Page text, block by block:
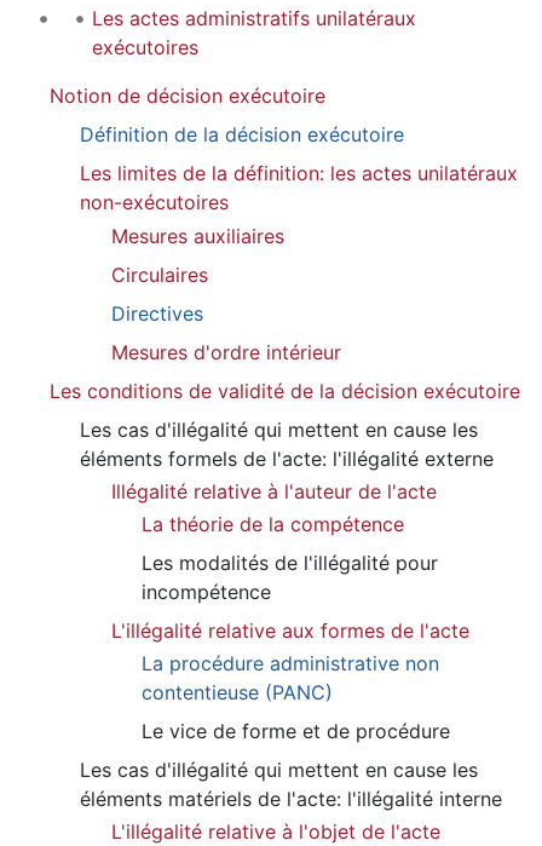
Les actes administratifs unilatéraux
exécutoires
Notion de décision exécutoire
Définition de la décision exécutoire
Les limites de la définition: les actes unilatéraux
non-exécutoires
Mesures auxiliaires
Circulaires
Directives
Mesures d'ordre intérieur
Les conditions de validité de la décision exécutoire
Les cas d'illégalité qui mettent en cause les
éléments formels de l'acte: l'illégalité externe
Illégalité relative à l'auteur de l'acte
La théorie de la compétence
Les modalités de l'illégalité pour
incompétence
L'illégalité relative aux formes de l'acte
La procédure administrative non
contentieuse (PANC)
Le vice de forme et de procédure
Les cas d'illégalité qui mettent en cause les
éléments matériels de l'acte: l'illégalité interne
L'illégalité relative à l'objet de l'acte